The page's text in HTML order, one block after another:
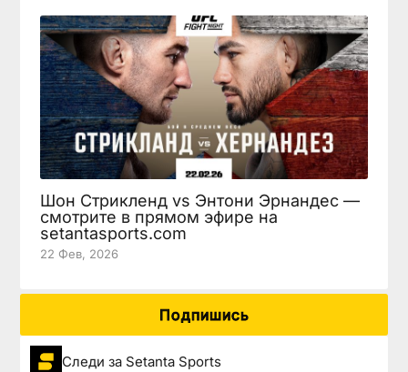
Шон Стрикленд vs Энтони Эрнандес —
смотрите в прямом эфире на
setantasports.com
22 Фев, 2026
Подпишись
Следи за Setanta Sports